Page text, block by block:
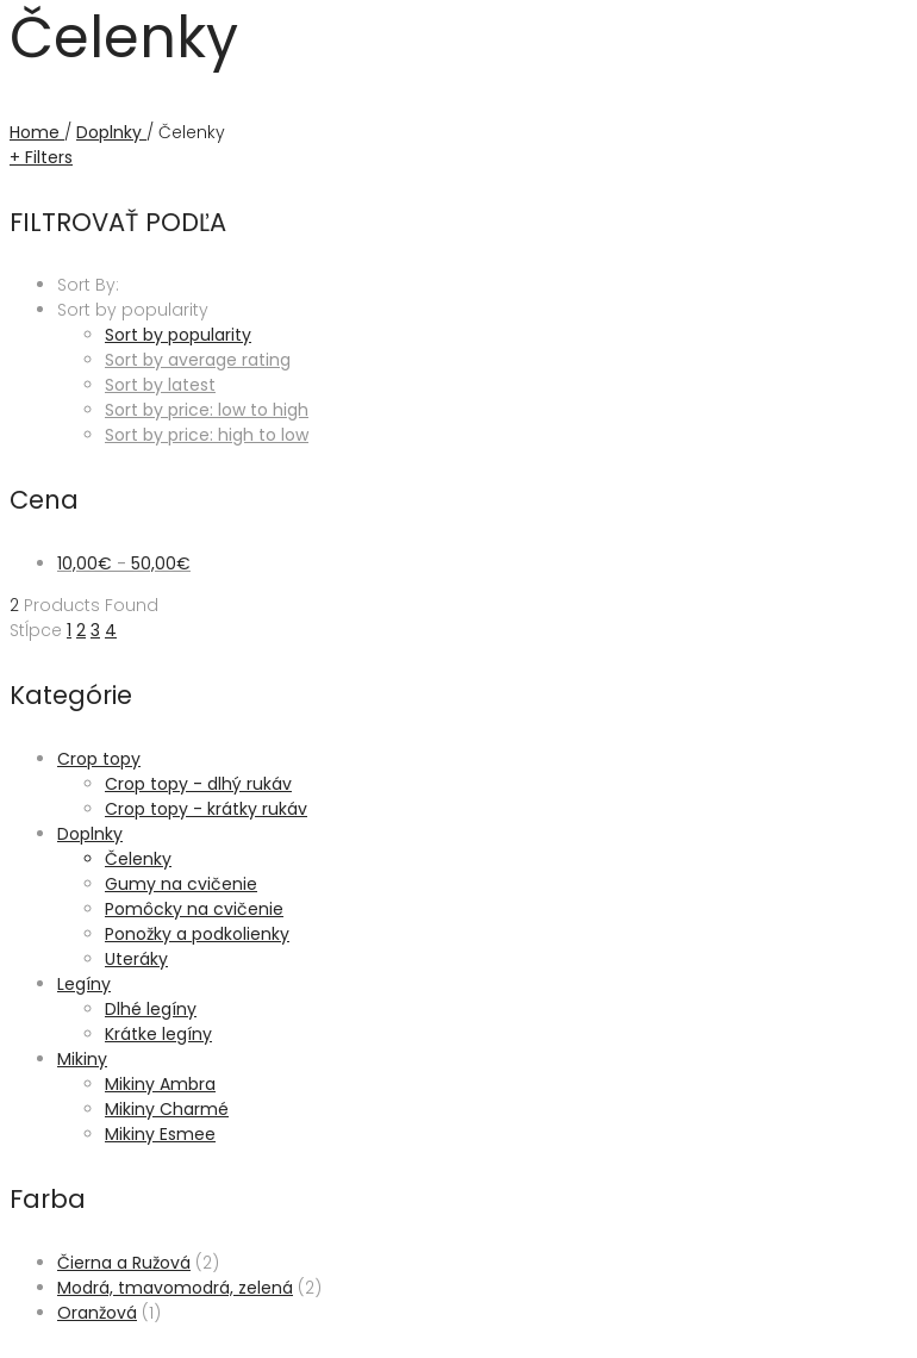
Čelenky
Home / Doplnky / Čelenky
+ Filters
FILTROVAŤ PODĽA
Sort By:
Sort by popularity
Sort by popularity
Sort by average rating
Sort by latest
Sort by price: low to high
Sort by price: high to low
Cena
10,00€ - 50,00€
2 Products Found
Stĺpce 1 2 3 4
Kategórie
Crop topy
Crop topy - dlhý rukáv
Crop topy - krátky rukáv
Doplnky
Čelenky
Gumy na cvičenie
Pomôcky na cvičenie
Ponožky a podkolienky
Uteráky
Legíny
Dlhé legíny
Krátke legíny
Mikiny
Mikiny Ambra
Mikiny Charmé
Mikiny Esmee
Farba
Čierna a Ružová (2)
Modrá, tmavomodrá, zelená (2)
Oranžová (1)